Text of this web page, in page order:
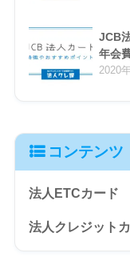
JCB
年会
2020
コンテンツ
法人ETCカード
法人クレジット